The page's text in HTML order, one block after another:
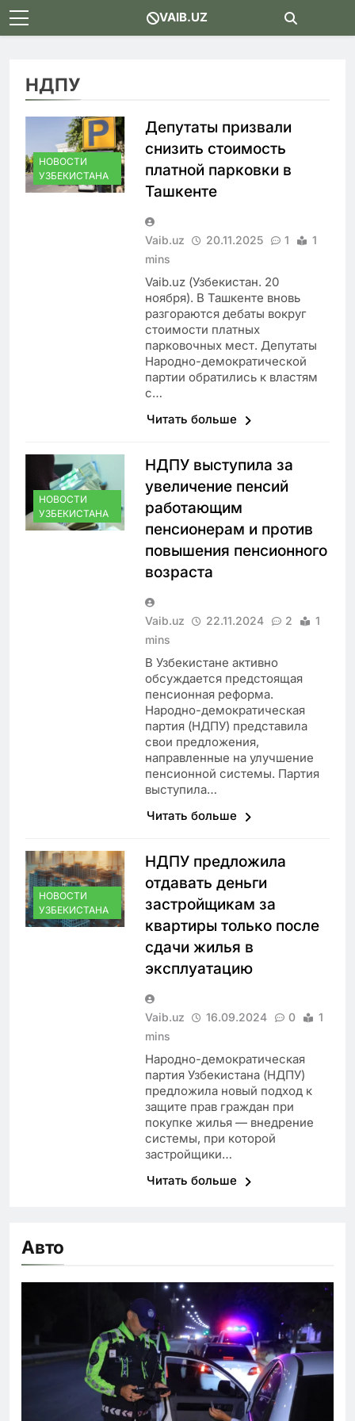
Skip
to
VAIB.UZ
НДПУ
НОВОСТИ
УЗБЕКИСТАНА
Депутаты призвали
снизить стоимость
платной парковки в
Ташкенте
Vaib.uz 20.11.2025 1
1
mins
Vaib.uz (Узбекистан. 20
ноября). В Ташкенте вновь
разгораются дебаты вокруг
стоимости платных
парковочных мест. Депутаты
Народно-демократической
партии обратились к властям
с…
Читать больше
НОВОСТИ
УЗБЕКИСТАНА
НДПУ выступила за
увеличение пенсий
работающим
пенсионерам и против
повышения пенсионного
возраста
Vaib.uz 22.11.2024 2
1
mins
В Узбекистане активно
обсуждается предстоящая
пенсионная реформа.
Народно-демократическая
партия (НДПУ) представила
свои предложения,
направленные на улучшение
пенсионной системы. Партия
выступила…
Читать больше
НОВОСТИ
УЗБЕКИСТАНА
НДПУ предложила
отдавать деньги
застройщикам за
квартиры только после
сдачи жилья в
эксплуатацию
Vaib.uz 16.09.2024 0
1
mins
Народно-демократическая
партия Узбекистана (НДПУ)
предложила новый подход к
защите прав граждан при
покупке жилья — внедрение
системы, при которой
застройщики…
Читать больше
Авто